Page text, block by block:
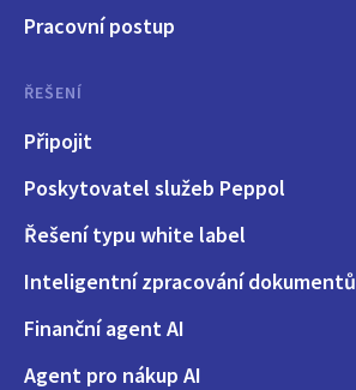
Pracovní postup
ŘEŠENÍ
Připojit
Poskytovatel služeb Peppol
Řešení typu white label
Inteligentní zpracování dokumentů
Finanční agent AI
Agent pro nákup AI